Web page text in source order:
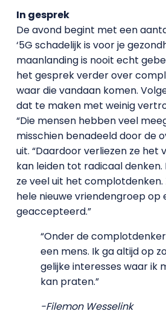
In gesprek
De avond begint met een
‘5G schadelijk is voor je
maanlanding is nooit echt
het gesprek verder over
waar die vandaan komen.
dat te maken met weinig
“Die mensen hebben veel
misschien benadeeld door de
uit. “Daardoor verliezen ze het
kan leiden tot radicaal
ze veel uit het
hele nieuwe vriendengroep op
geaccepteerd.”
“Onder de
een mens. Ik ga altijd op
gelijke interesses waar ik
kan praten.”
-Filemon Wesselink